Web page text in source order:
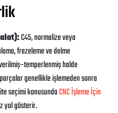
C45, normalize veya
frezeleme ve delme
halde
genellikle işlemeden sonra
seçimi konusundaCNC İşleme İçin
yol gösterir.